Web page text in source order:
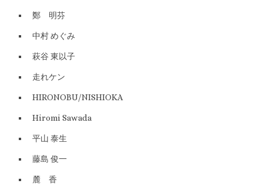
鄭 明芬
中村 めぐみ
萩谷 東以子
走れケン
HIRONOBU/NISHIOKA
Hiromi Sawada
平山 泰生
藤島 俊一
麓 香